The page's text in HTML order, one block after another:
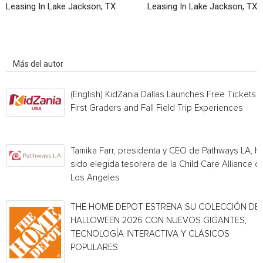
Leasing In Lake Jackson, TX
Leasing In Lake Jackson, TX
Más del autor
(English) KidZania Dallas Launches Free Tickets
First Graders and Fall Field Trip Experiences
Tamika Farr, presidenta y CEO de Pathways LA,
sido elegida tesorera de la Child Care Alliance of
Los Angeles
THE HOME DEPOT ESTRENA SU COLECCIÓN DE
HALLOWEEN 2026 CON NUEVOS GIGANTES,
TECNOLOGÍA INTERACTIVA Y CLÁSICOS
POPULARES